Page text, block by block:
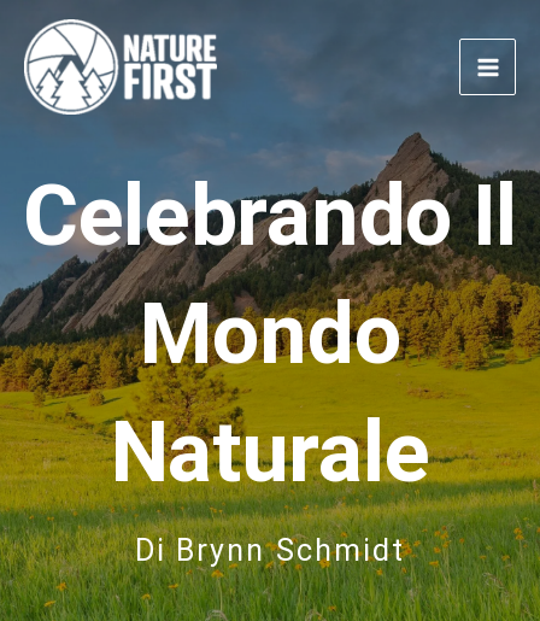
contenuto
Celebrando Il
Mondo
Naturale
DiBrynn Schmidt